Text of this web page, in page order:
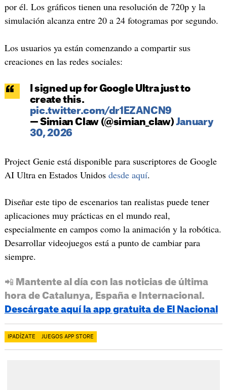
por él. Los gráficos tienen una resolución de 720p y la
simulación alcanza entre 20 a 24 fotogramas por segundo.
Los usuarios ya están comenzando a compartir sus
creaciones en las redes sociales:
I signed up for Google Ultra just to
create this.
pic.twitter.com/dr1EZANCN9
— Simian Claw (@simian_claw) January
30, 2026
Project Genie está disponible para suscriptores de Google
AI Ultra en Estados Unidos desde aquí.
Diseñar este tipo de escenarios tan realistas puede tener
aplicaciones muy prácticas en el mundo real,
especialmente en campos como la animación y la robótica.
Desarrollar videojuegos está a punto de cambiar para
siempre.
📲 Mantente al día con las noticias de última
hora de Catalunya, España e Internacional.
Descárgate aquí la app gratuita de El Nacional
IPADÍZATE JUEGOS APP STORE